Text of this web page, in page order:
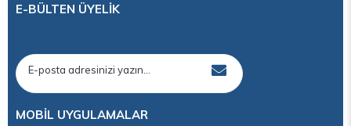
E-BÜLTEN ÜYELİK
MOBİL UYGULAMALAR